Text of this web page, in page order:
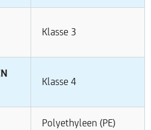
Klasse 3
Klasse 4
Polyethyleen (PE)